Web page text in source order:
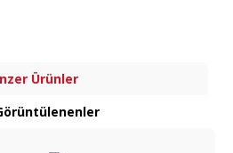
Ürünler